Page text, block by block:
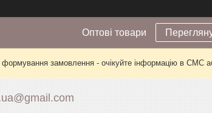
Оптові товари
формування замовлення - очікуйте інформацію в